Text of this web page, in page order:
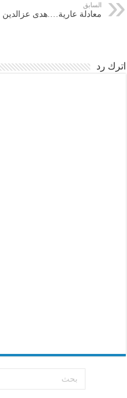
السابق
معادلة عارية….هدى عزالدين
اترك رد